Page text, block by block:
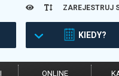
ZAREJESTRUJ
KIEDY?
ONLINE